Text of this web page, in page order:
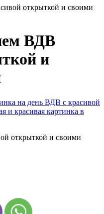
открыткой и своими
ВДВ
и
на день ВДВ c красивой
и красивая картинка в